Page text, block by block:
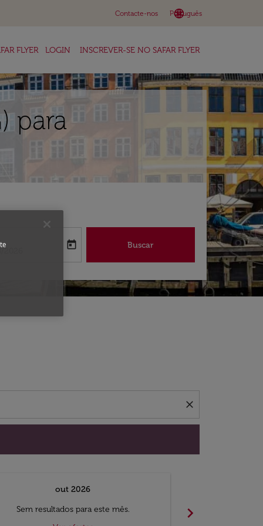
Contacte-nos language
Português
keyboard_arrow_down
FLYER LOGIN INSCREVER-SE NO SAFAR FLYER
para
return-date-aria-label
today Buscar
close
out 2026
Sem resultados para este mês.
chevron_right